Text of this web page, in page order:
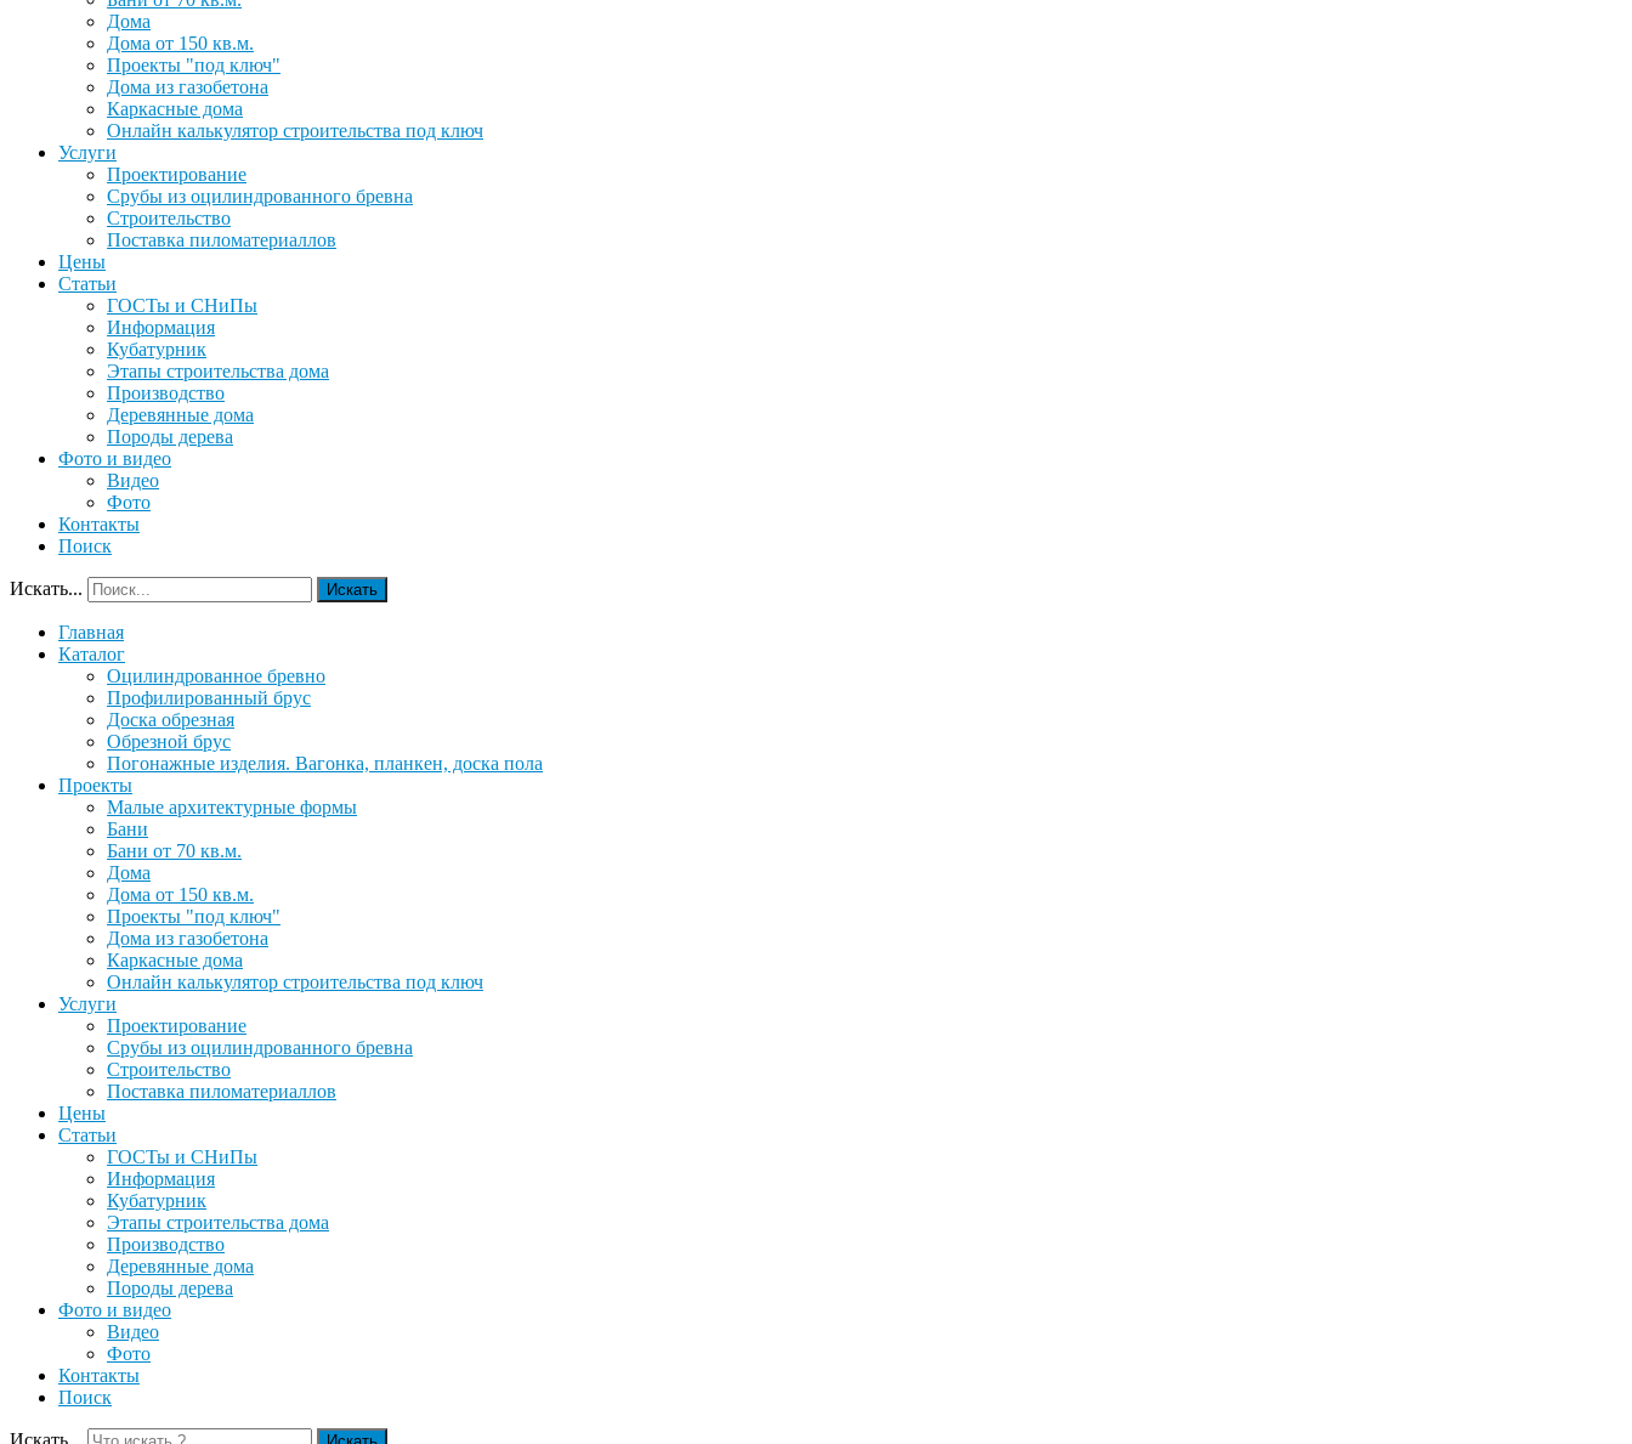
Дома
Дома от 150 кв.м.
Проекты "под ключ"
Дома из газобетона
Каркасные дома
Онлайн калькулятор строительства под ключ
Услуги
Проектирование
Срубы из оцилиндрованного бревна
Строительство
Поставка пиломатериаллов
Цены
Статьи
ГОСТы и СНиПы
Информация
Кубатурник
Этапы строительства дома
Производство
Деревянные дома
Породы дерева
Фото и видео
Видео
Фото
Контакты
Поиск
Искать... Искать
Главная
Каталог
Оцилиндрованное бревно
Профилированный брус
Доска обрезная
Обрезной брус
Погонажные изделия. Вагонка, планкен, доска пола
Проекты
Малые архитектурные формы
Бани
Бани от 70 кв.м.
Дома
Дома от 150 кв.м.
Проекты "под ключ"
Дома из газобетона
Каркасные дома
Онлайн калькулятор строительства под ключ
Услуги
Проектирование
Срубы из оцилиндрованного бревна
Строительство
Поставка пиломатериаллов
Цены
Статьи
ГОСТы и СНиПы
Информация
Кубатурник
Этапы строительства дома
Производство
Деревянные дома
Породы дерева
Фото и видео
Видео
Фото
Контакты
Поиск
Искать...